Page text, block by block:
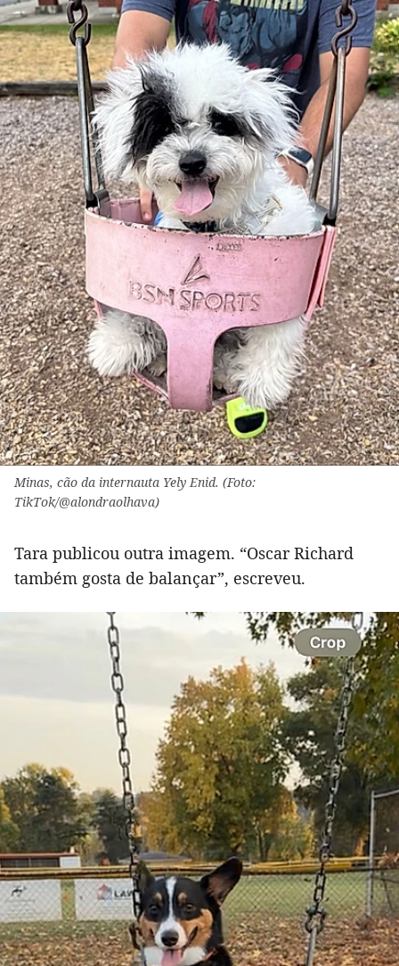
Minas, cão da internauta Yely Enid. (Foto:
TikTok/@alondraolhava)
Tara publicou outra imagem. “Oscar Richard
também gosta de balançar”, escreveu.